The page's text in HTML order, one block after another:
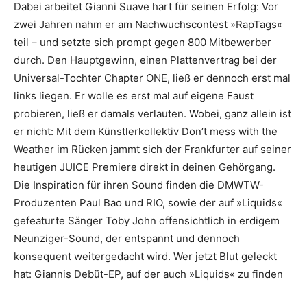
Dabei arbeitet Gianni Suave hart für seinen Erfolg: Vor
zwei Jahren nahm er am Nachwuchscontest »RapTags«
teil – und setzte sich prompt gegen 800 Mitbewerber
durch. Den Hauptgewinn, einen Plattenvertrag bei der
Universal-Tochter Chapter ONE, ließ er dennoch erst mal
links liegen. Er wolle es erst mal auf eigene Faust
probieren, ließ er damals verlauten. Wobei, ganz allein ist
er nicht: Mit dem Künstlerkollektiv Don’t mess with the
Weather im Rücken jammt sich der Frankfurter auf seiner
heutigen JUICE Premiere direkt in deinen Gehörgang.
Die Inspiration für ihren Sound finden die DMWTW-
Produzenten Paul Bao und RIO, sowie der auf »Liquids«
gefeaturte Sänger Toby John offensichtlich in erdigem
Neunziger-Sound, der entspannt und dennoch
konsequent weitergedacht wird. Wer jetzt Blut geleckt
hat: Giannis Debüt-EP, auf der auch »Liquids« zu finden